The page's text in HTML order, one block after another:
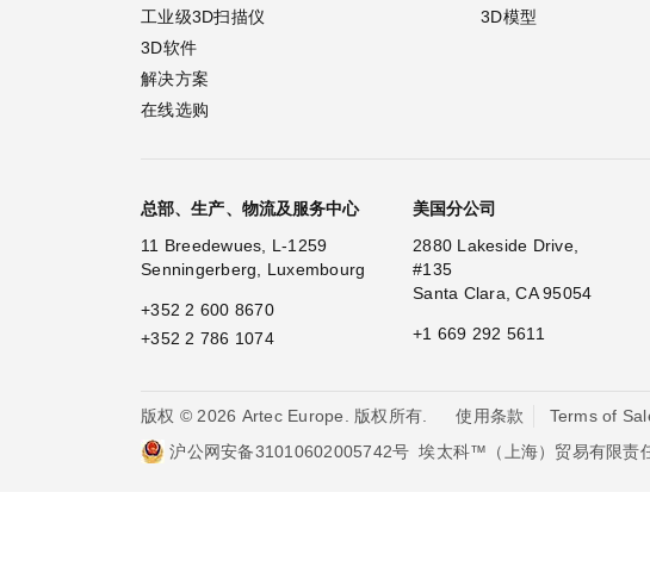
工业级3D扫描仪
3D软件
解决方案
在线选购
3D模型
总部、生产、物流及服务中心
11 Breedewues, L-1259
Senningerberg, Luxembourg
+352 2 600 8670
+352 2 786 1074
美国分公司
2880 Lakeside Drive,
#135
Santa Clara, CA 95054
+1 669 292 5611
版权 © 2026 Artec Europe. 版权所有. 使用条款 Terms of
沪公网安备31010602005742号 埃太科™（上海）贸易有限责